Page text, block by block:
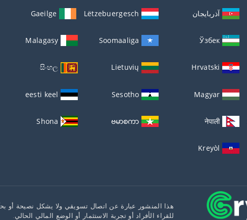
آذربايجان Lëtzebuergesch
Gaeilge
Ўзбек
Soomaaliga
Malagasy
Hrvatski
Lietuvių
සිංහල
Magyar
Sesotho
eesti keel
नेपाली
ဗမာစကာ
Shona
Kreyòl
هذا المنشور عبارة عن اتصال تسويقي ولا يشكل نصيحة أو
للقراء الأفراد أو تجربة الاستثمار أو الوضع المالي الحالي.